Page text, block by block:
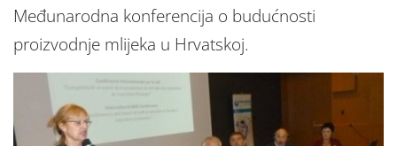
Međunarodna konferencija o budućnosti
proizvodnje mlijeka u Hrvatskoj.